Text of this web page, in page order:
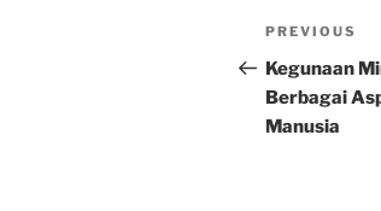
Post
Previous
Post
PREVIOUS
Kegunaan
Berbagai
Manusia